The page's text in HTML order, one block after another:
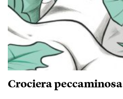
Crociera peccaminosa